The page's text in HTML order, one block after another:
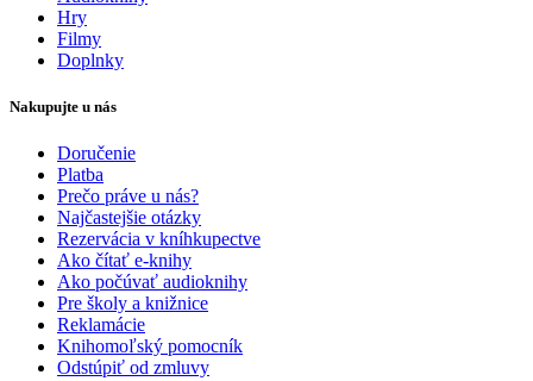
Hry
Filmy
Doplnky
Nakupujte u nás
Doručenie
Platba
Prečo práve u nás?
Najčastejšie otázky
Rezervácia v kníhkupectve
Ako čítať e-knihy
Ako počúvať audioknihy
Pre školy a knižnice
Reklamácie
Knihomoľský pomocník
Odstúpiť od zmluvy